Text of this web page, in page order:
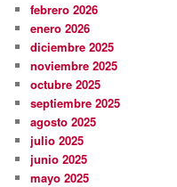
febrero 2026
enero 2026
diciembre 2025
noviembre 2025
octubre 2025
septiembre 2025
agosto 2025
julio 2025
junio 2025
mayo 2025